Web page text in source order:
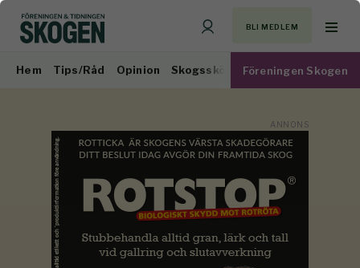
BLI MEDLEM
Hem Tips/Råd Opinion Skogsskötsel Virkesmarknad
Föreningen Skogen